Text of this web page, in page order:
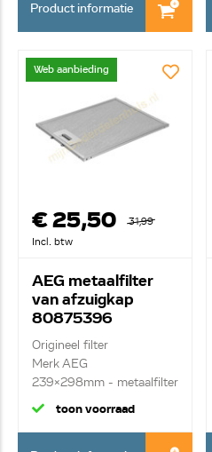
Product informatie
Web aanbieding
€ 25,50
31,99
Incl. btw
AEG metaalfilter
van afzuigkap
80875396
Origineel filter
Merk AEG
239x298mm - metaalfilter
in houd...
toon voorraad